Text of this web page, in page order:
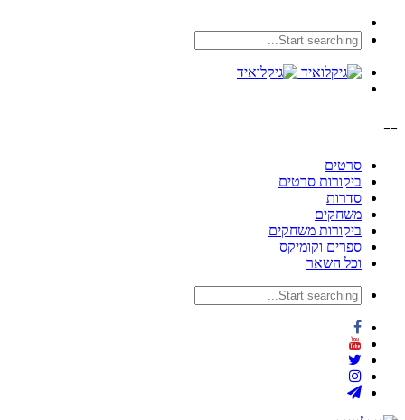
--
סרטים
ביקורות סרטים
סדרות
משחקים
ביקורות משחקים
ספרים וקומיקס
וכל השאר